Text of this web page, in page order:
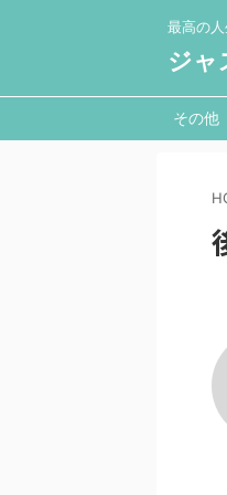
最高の
ジャ
その他